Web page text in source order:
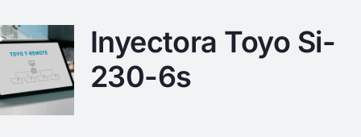
Inyectora Toyo Si-
230-6s